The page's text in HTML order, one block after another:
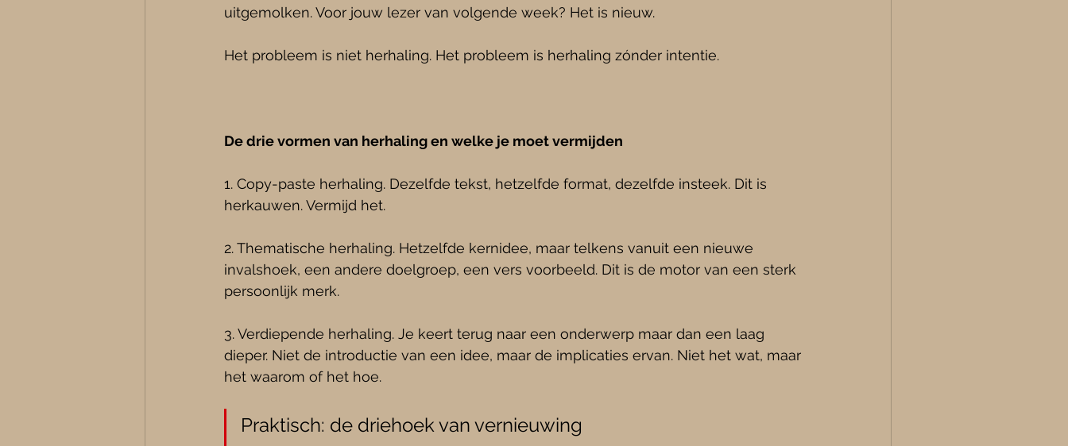
uitgemolken. Voor jouw lezer van volgende week? Het is nieuw.
Het probleem is niet herhaling. Het probleem is herhaling zónder intentie.
De drie vormen van herhaling en welke je moet vermijden
1. Copy-paste herhaling. Dezelfde tekst, hetzelfde format, dezelfde insteek. Dit is
herkauwen. Vermijd het.
2. Thematische herhaling. Hetzelfde kernidee, maar telkens vanuit een nieuwe
invalshoek, een andere doelgroep, een vers voorbeeld. Dit is de motor van een sterk
persoonlijk merk.
3. Verdiepende herhaling. Je keert terug naar een onderwerp maar dan een laag
dieper. Niet de introductie van een idee, maar de implicaties ervan. Niet het wat, maar
het waarom of het hoe.
Praktisch: de driehoek van vernieuwing